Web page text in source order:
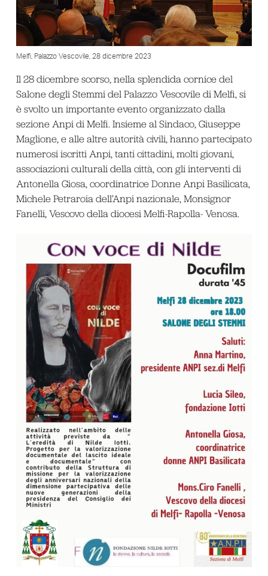
Melfi, Palazzo Vescovile, 28 dicembre 2023
Il 28 dicembre scorso, nella splendida cornice del
Salone degli Stemmi del Palazzo Vescovile di Melfi, si
è svolto un importante evento organizzato dalla
sezione Anpi di Melfi. Insieme al Sindaco, Giuseppe
Maglione, e alle altre autorità civili, hanno partecipato
numerosi iscritti Anpi, tanti cittadini, molti giovani,
associazioni culturali della città, con gli interventi di
Antonella Giosa, coordinatrice Donne Anpi Basilicata,
Michele Petraroia dell’Anpi nazionale, Monsignor
Fanelli, Vescovo della diocesi Melfi-Rapolla- Venosa.